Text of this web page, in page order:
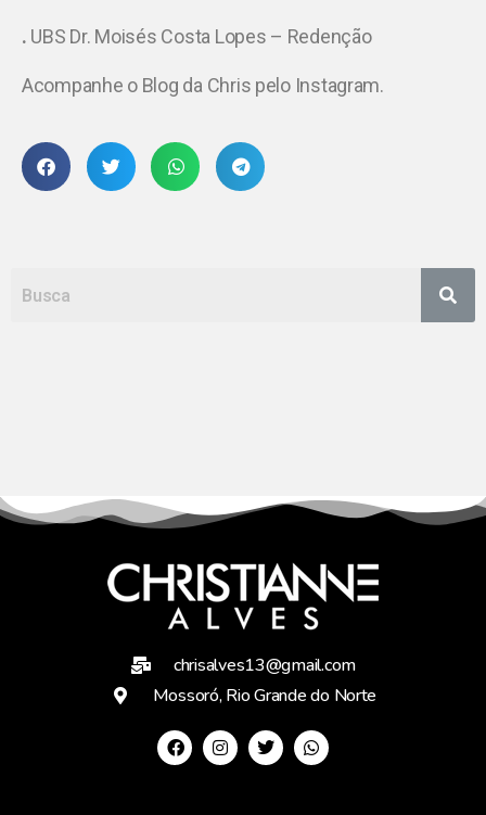
. UBS Dr. Moisés Costa Lopes – Redenção
Acompanhe o Blog da Chris pelo Instagram.
chrisalves13@gmail.com
Mossoró, Rio Grande do Norte